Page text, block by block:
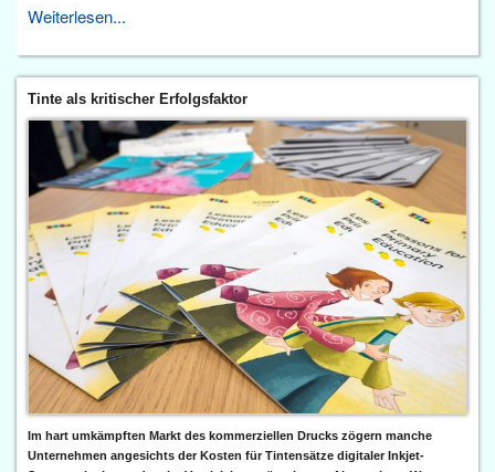
Weiterlesen...
Tinte als kritischer Erfolgsfaktor
Im hart umkämpften Markt des kommerziellen Drucks zögern manche
Unternehmen angesichts der Kosten für Tintensätze digitaler Inkjet-